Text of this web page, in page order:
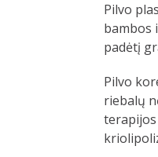
Pilvo
bambos
padėtį
Pilvo
riebalų
terapijos